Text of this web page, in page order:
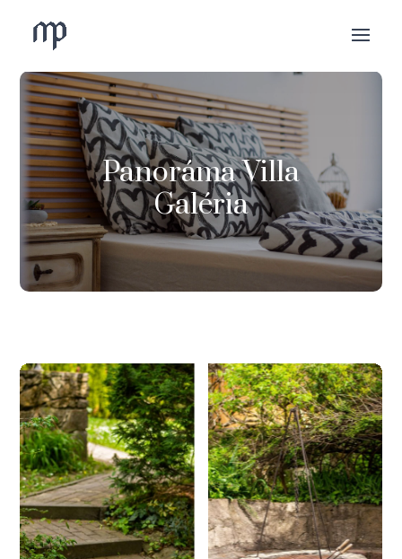
Panoráma Villa
Galéria